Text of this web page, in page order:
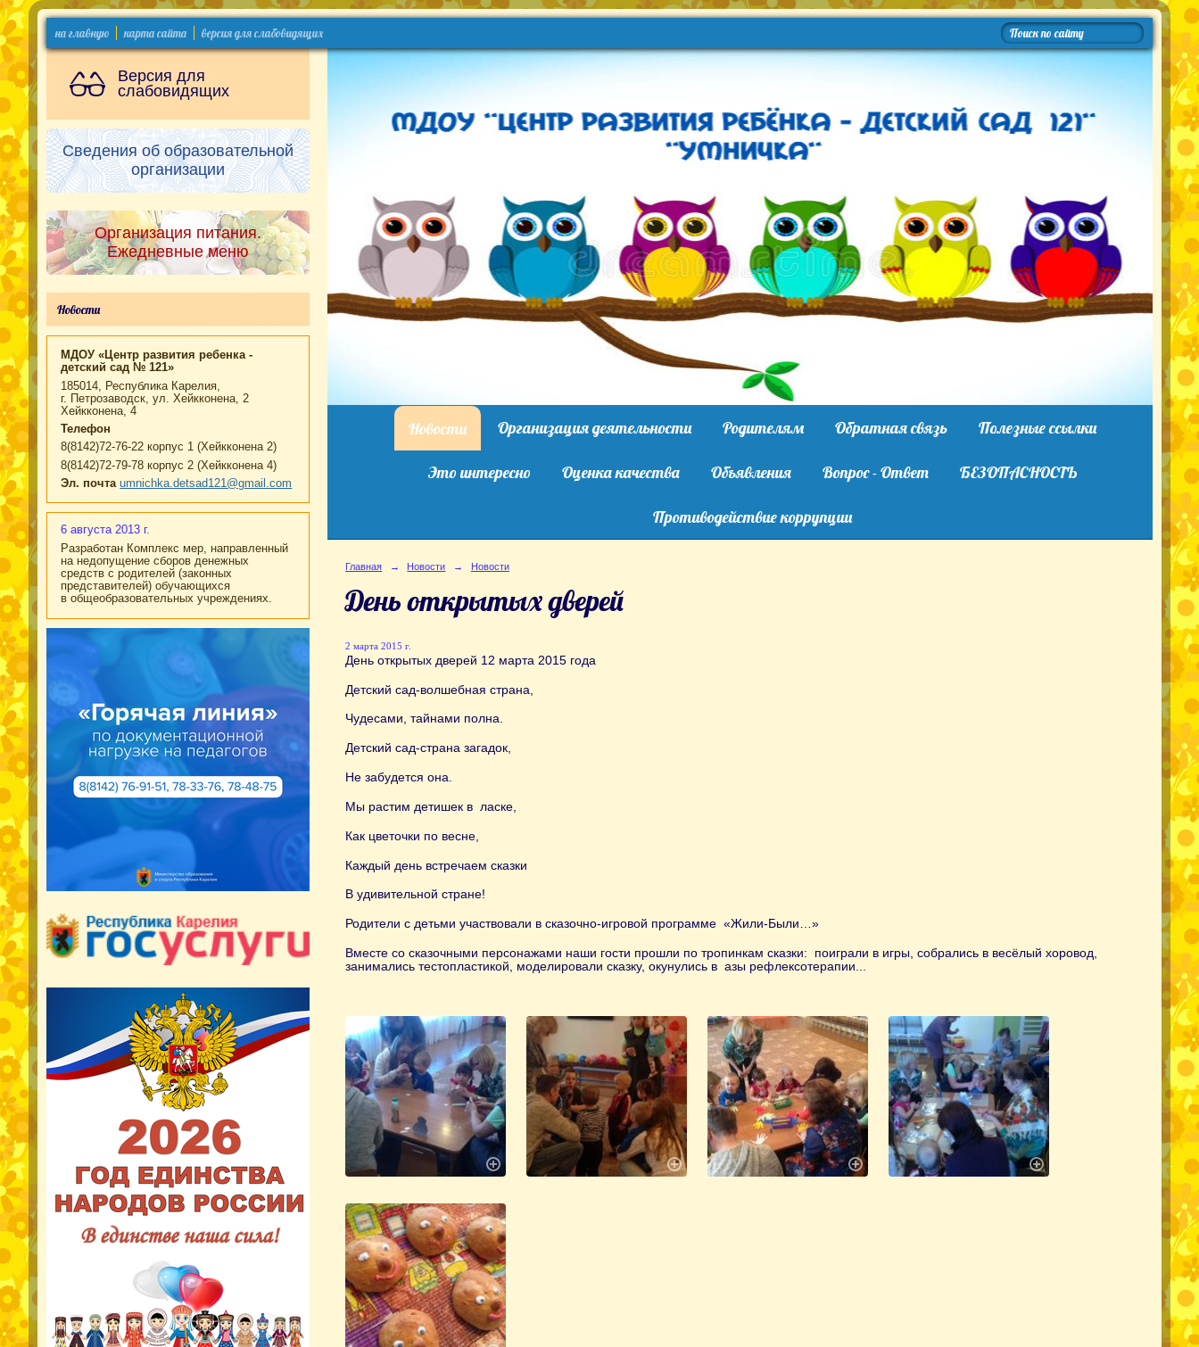
на главную карта сайта версия для слабовидящих
Версия для
слабовидящих
Сведения об образовательной
организации
Организация питания.
Ежедневные меню
Новости
МДОУ «Центр развития ребенка -
детский сад № 121»
185014, Республика Карелия,
г. Петрозаводск, ул. Хейкконена, 2
Хейкконена, 4
Телефон
8(8142)72-76-22 корпус 1 (Хейкконена 2)
8(8142)72-79-78 корпус 2 (Хейкконена 4)
Эл. почта umnichka.detsad121@gmail.com
6 августа 2013 г.
Разработан Комплекс мер, направленный
на недопущение сборов денежных
средств с родителей (законных
представителей) обучающихся
в общеобразовательных учреждениях.
Новости Организация деятельности Родителям Обратная связь Полезные ссылки
Это интересно Оценка качества Объявления Вопрос - Ответ БЕЗОПАСНОСТЬ
Противодействие коррупции
Главная → Новости → Новости
День открытых дверей
2 марта 2015 г.
День открытых дверей 12 марта 2015 года
Детский сад-волшебная страна,
Чудесами, тайнами полна.
Детский сад-страна загадок,
Не забудется она.
Мы растим детишек в ласке,
Как цветочки по весне,
Каждый день встречаем сказки
В удивительной стране!
Родители с детьми участвовали в сказочно-игровой программе «Жили-Были…»
Вместе со сказочными персонажами наши гости прошли по тропинкам сказки: поиграли в игры, собрались в весёлый хоровод,
занимались тестопластикой, моделировали сказку, окунулись в азы рефлексотерапии...